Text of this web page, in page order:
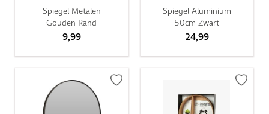
Spiegel Metalen
Gouden Rand
9,99
Spiegel Aluminium
50cm Zwart
24,99